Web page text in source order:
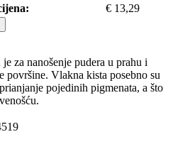
€ 13,29
za nanošenje pudera u prahu i
površine. Vlakna kista posebno su
pojedinih pigmenata, a što